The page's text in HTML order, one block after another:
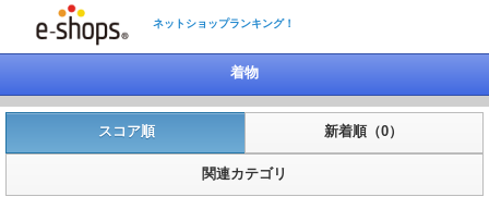
ネットショップランキング！
着物
スコア順 新着順（0）
関連カテゴリ